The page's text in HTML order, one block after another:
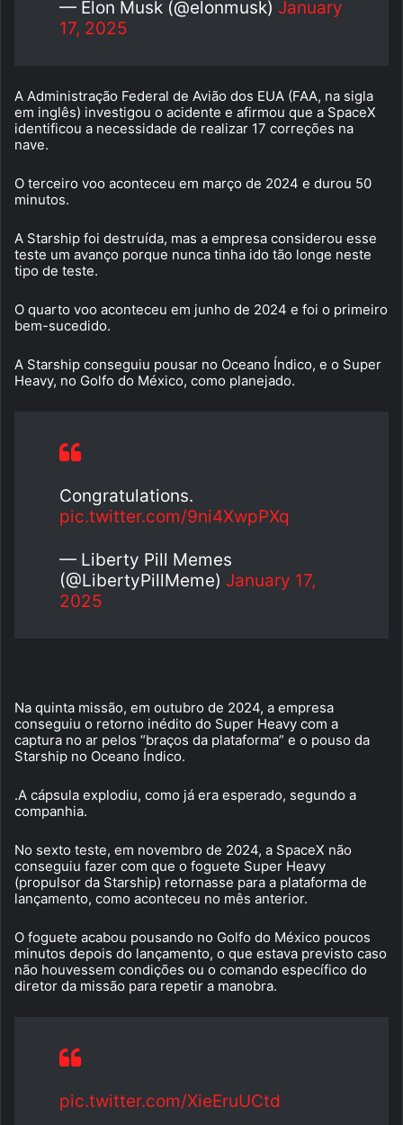
— Elon Musk (@elonmusk) January
17, 2025
A Administração Federal de Avião dos EUA (FAA, na sigla
em inglês) investigou o acidente e afirmou que a SpaceX
identificou a necessidade de realizar 17 correções na
nave.
O terceiro voo aconteceu em março de 2024 e durou 50
minutos.
A Starship foi destruída, mas a empresa considerou esse
teste um avanço porque nunca tinha ido tão longe neste
tipo de teste.
O quarto voo aconteceu em junho de 2024 e foi o primeiro
bem-sucedido.
A Starship conseguiu pousar no Oceano Índico, e o Super
Heavy, no Golfo do México, como planejado.
Congratulations.
pic.twitter.com/9ni4XwpPXq
— Liberty Pill Memes
(@LibertyPillMeme) January 17,
2025
Na quinta missão, em outubro de 2024, a empresa
conseguiu o retorno inédito do Super Heavy com a
captura no ar pelos “braços da plataforma” e o pouso da
Starship no Oceano Índico.
.A cápsula explodiu, como já era esperado, segundo a
companhia.
No sexto teste, em novembro de 2024, a SpaceX não
conseguiu fazer com que o foguete Super Heavy
(propulsor da Starship) retornasse para a plataforma de
lançamento, como aconteceu no mês anterior.
O foguete acabou pousando no Golfo do México poucos
minutos depois do lançamento, o que estava previsto caso
não houvessem condições ou o comando específico do
diretor da missão para repetir a manobra.
pic.twitter.com/XieEruUCtd